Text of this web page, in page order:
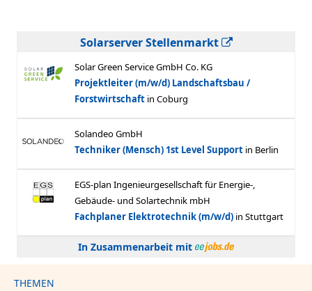
Solarserver Stellenmarkt
In Zusammenarbeit mit
THEMEN